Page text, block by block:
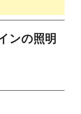
ンの照明